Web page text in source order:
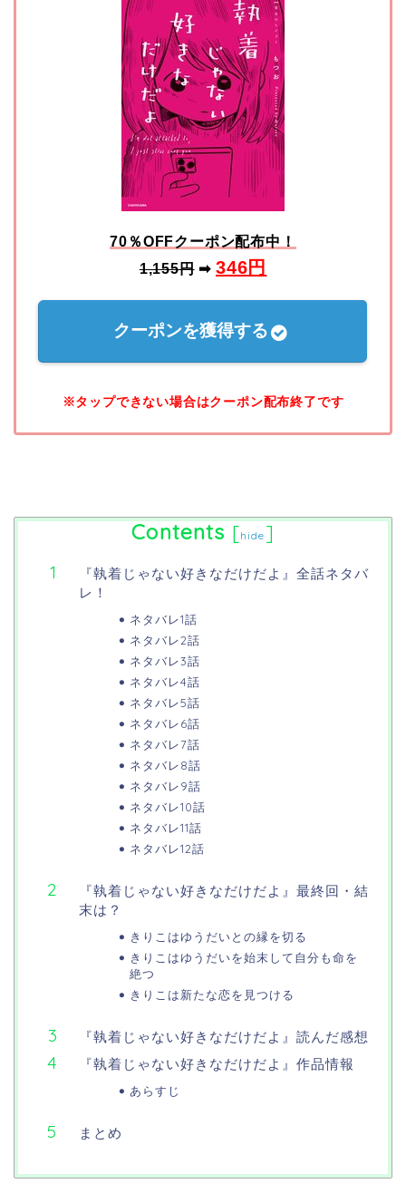
70％OFFクーポン配布中！
1,155円➡ 346円
クーポンを獲得する
※タップできない場合はクーポン配布終了です
Contents [hide ]
『執着じゃない好きなだけだよ』全話ネタバ
レ！
ネタバレ1話
ネタバレ2話
ネタバレ3話
ネタバレ4話
ネタバレ5話
ネタバレ6話
ネタバレ7話
ネタバレ8話
ネタバレ9話
ネタバレ10話
ネタバレ11話
ネタバレ12話
『執着じゃない好きなだけだよ』最終回・結
末は？
きりこはゆうだいとの縁を切る
きりこはゆうだいを始末して自分も命を
絶つ
きりこは新たな恋を見つける
『執着じゃない好きなだけだよ』読んだ感想
『執着じゃない好きなだけだよ』作品情報
あらすじ
まとめ